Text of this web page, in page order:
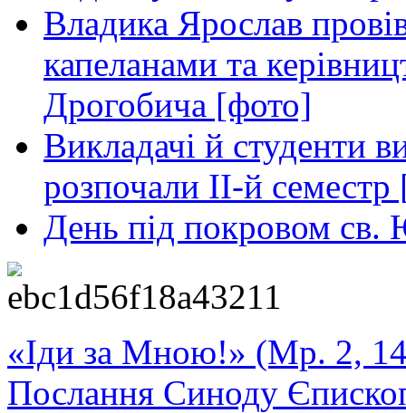
Владика Ярослав
капеланами та
Дрогобича [фото]
Викладачі й студенти
розпочали ІІ-й
День під покровом св.
«Іди за Мною!» (Мр. 2,
Послання Синоду